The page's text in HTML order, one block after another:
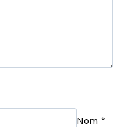
Nom *